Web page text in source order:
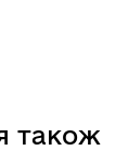
також